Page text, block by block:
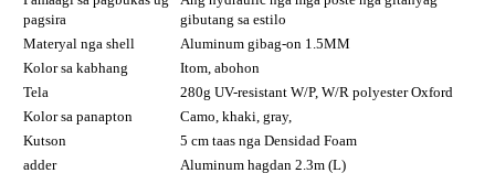
pagsira
gibutang sa estilo
Materyal nga shell
Aluminum gibag-on 1.5MM
Kolor sa kabhang
Itom, abohon
Tela
280g UV-resistant W/P, W/R polyester Oxford
Kolor sa panapton
Camo, khaki, gray,
Kutson
5 cm taas nga Densidad Foam
adder
Aluminum hagdan 2.3m (L)